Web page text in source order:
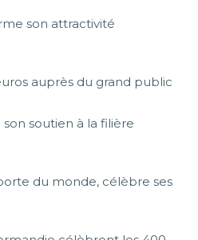
son attractivité
auprès du grand public
soutien à la filière
du monde, célèbre ses